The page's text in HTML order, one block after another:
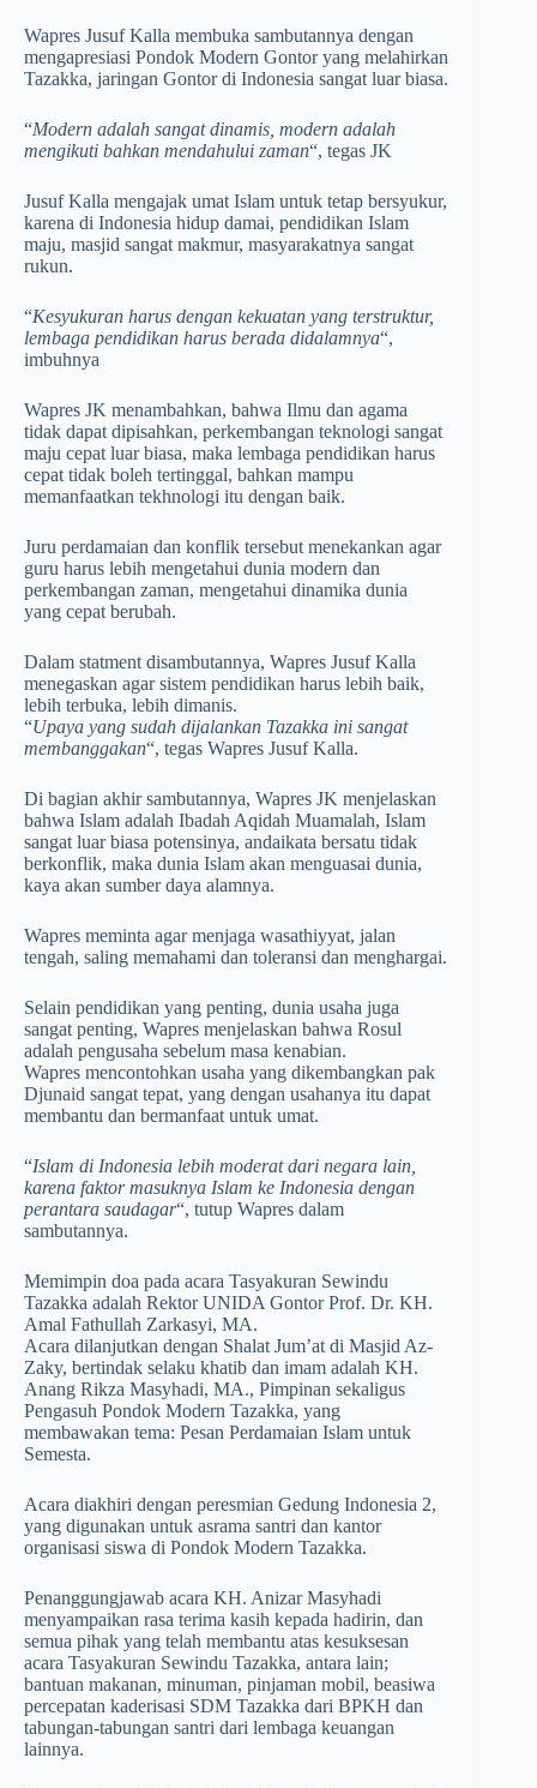
Wapres Jusuf Kalla membuka sambutannya dengan
mengapresiasi Pondok Modern Gontor yang melahirkan
Tazakka, jaringan Gontor di Indonesia sangat luar biasa.
“Modern adalah sangat dinamis, modern adalah
mengikuti bahkan mendahului zaman“, tegas JK
Jusuf Kalla mengajak umat Islam untuk tetap bersyukur,
karena di Indonesia hidup damai, pendidikan Islam
maju, masjid sangat makmur, masyarakatnya sangat
rukun.
“Kesyukuran harus dengan kekuatan yang terstruktur,
lembaga pendidikan harus berada didalamnya“,
imbuhnya
Wapres JK menambahkan, bahwa Ilmu dan agama
tidak dapat dipisahkan, perkembangan teknologi sangat
maju cepat luar biasa, maka lembaga pendidikan harus
cepat tidak boleh tertinggal, bahkan mampu
memanfaatkan tekhnologi itu dengan baik.
Juru perdamaian dan konflik tersebut menekankan agar
guru harus lebih mengetahui dunia modern dan
perkembangan zaman, mengetahui dinamika dunia
yang cepat berubah.
Dalam statment disambutannya, Wapres Jusuf Kalla
menegaskan agar sistem pendidikan harus lebih baik,
lebih terbuka, lebih dimanis.
“Upaya yang sudah dijalankan Tazakka ini sangat
membanggakan“, tegas Wapres Jusuf Kalla.
Di bagian akhir sambutannya, Wapres JK menjelaskan
bahwa Islam adalah Ibadah Aqidah Muamalah, Islam
sangat luar biasa potensinya, andaikata bersatu tidak
berkonflik, maka dunia Islam akan menguasai dunia,
kaya akan sumber daya alamnya.
Wapres meminta agar menjaga wasathiyyat, jalan
tengah, saling memahami dan toleransi dan menghargai.
Selain pendidikan yang penting, dunia usaha juga
sangat penting, Wapres menjelaskan bahwa Rosul
adalah pengusaha sebelum masa kenabian.
Wapres mencontohkan usaha yang dikembangkan pak
Djunaid sangat tepat, yang dengan usahanya itu dapat
membantu dan bermanfaat untuk umat.
“Islam di Indonesia lebih moderat dari negara lain,
karena faktor masuknya Islam ke Indonesia dengan
perantara saudagar“, tutup Wapres dalam
sambutannya.
Memimpin doa pada acara Tasyakuran Sewindu
Tazakka adalah Rektor UNIDA Gontor Prof. Dr. KH.
Amal Fathullah Zarkasyi, MA.
Acara dilanjutkan dengan Shalat Jum’at di Masjid Az-
Zaky, bertindak selaku khatib dan imam adalah KH.
Anang Rikza Masyhadi, MA., Pimpinan sekaligus
Pengasuh Pondok Modern Tazakka, yang
membawakan tema: Pesan Perdamaian Islam untuk
Semesta.
Acara diakhiri dengan peresmian Gedung Indonesia 2,
yang digunakan untuk asrama santri dan kantor
organisasi siswa di Pondok Modern Tazakka.
Penanggungjawab acara KH. Anizar Masyhadi
menyampaikan rasa terima kasih kepada hadirin, dan
semua pihak yang telah membantu atas kesuksesan
acara Tasyakuran Sewindu Tazakka, antara lain;
bantuan makanan, minuman, pinjaman mobil, beasiwa
percepatan kaderisasi SDM Tazakka dari BPKH dan
tabungan-tabungan santri dari lembaga keuangan
lainnya.